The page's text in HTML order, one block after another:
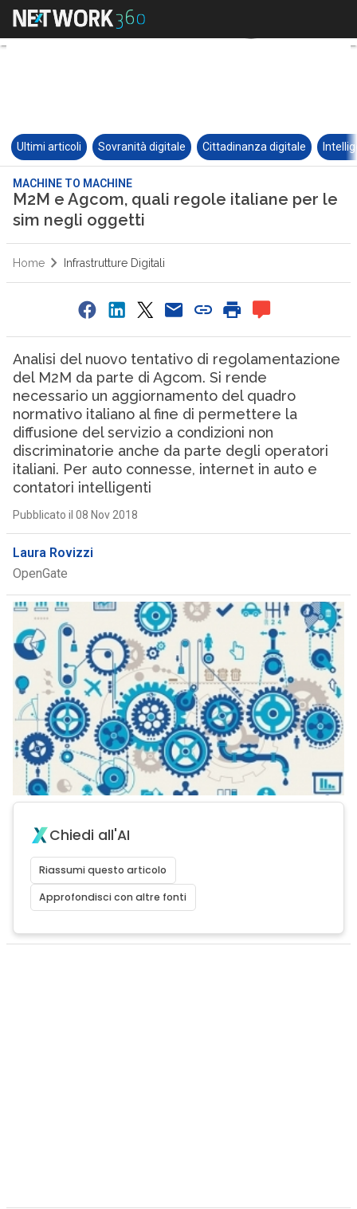
Ultimi articoli Sovranità digitale Cittadinanza digitale
MACHINE TO MACHINE
M2M e Agcom, quali regole italiane per le
sim negli oggetti
Home Infrastrutture Digitali
Analisi del nuovo tentativo di regolamentazione
del M2M da parte di Agcom. Si rende
necessario un aggiornamento del quadro
normativo italiano al fine di permettere la
diffusione del servizio a condizioni non
discriminatorie anche da parte degli operatori
italiani. Per auto connesse, internet in auto e
contatori intelligenti
Pubblicato il 08 Nov 2018
Laura Rovizzi
OpenGate
Chiedi all'AI
Riassumi questo articolo
Approfondisci con altre fonti